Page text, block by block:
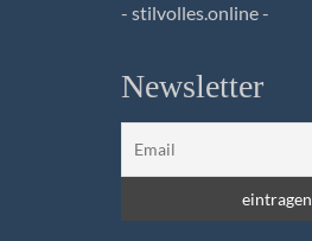
- stilvolles.online -
Newsletter